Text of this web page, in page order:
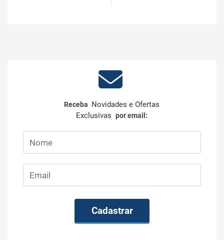
Receba Novidades e Ofertas
Exclusivaspor email:
Cadastrar